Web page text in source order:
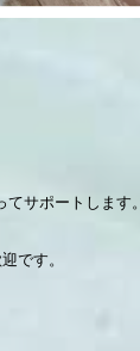
サポートします。
です。